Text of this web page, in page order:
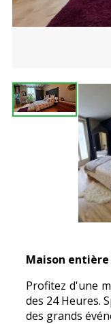
Maison entière
Profitez d'une
des 24 Heures.
des grands